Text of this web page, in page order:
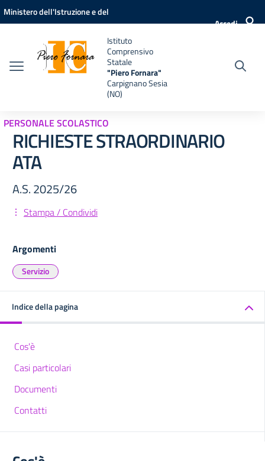
Vai ai contenuti
Vai al menu di navigazione
Vai al footer
Ministero dell'Istruzione e del
Accedi
Istituto
Comprensivo
Statale
"Piero Fornara"
Carpignano Sesia
(NO)
PERSONALE SCOLASTICO
RICHIESTE STRAORDINARIO
ATA
A.S. 2025/26
Stampa / Condividi
Argomenti
Servizio
Indice della pagina
Cos'è
Casi particolari
Documenti
Contatti